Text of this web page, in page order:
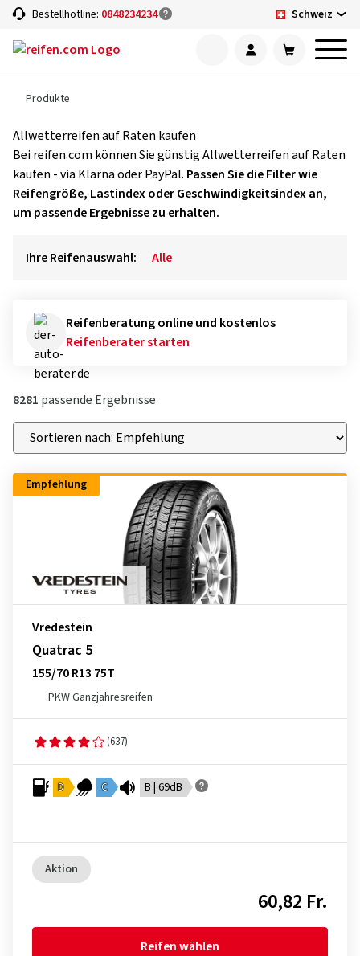
Bestellhotline: 0848234234 Schweiz
Produkte
Allwetterreifen auf Raten kaufen
Bei reifen.com können Sie günstig Allwetterreifen auf Raten
kaufen - via Klarna oder PayPal. Passen Sie die Filter wie
Reifengröße, Lastindex oder Geschwindigkeitsindex an,
um passende Ergebnisse zu erhalten.
Ihre Reifenauswahl: Alle
Reifenberatung online und kostenlos
Reifenberater starten
8281 passende Ergebnisse
Empfehlung
Vredestein
Quatrac 5
155/70 R13 75T
PKW Ganzjahresreifen
(637)
D C B | 69dB
Aktion
60,82 Fr.
Reifen wählen